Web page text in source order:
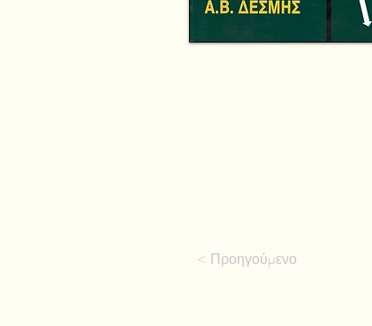
< Προηγούμενο